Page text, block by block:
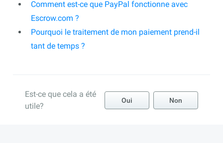
Comment est-ce que PayPal fonctionne avec
Escrow.com ?
Pourquoi le traitement de mon paiement prend-il
tant de temps ?
Est-ce que cela a été
utile?
Oui Non